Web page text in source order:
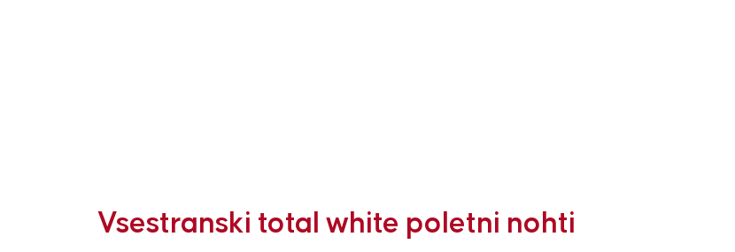
Vsestranski total white poletni nohti